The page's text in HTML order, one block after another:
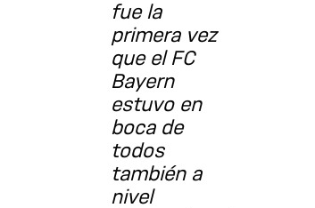
fue la
primera vez
que el FC
Bayern
estuvo en
boca de
todos
también a
nivel